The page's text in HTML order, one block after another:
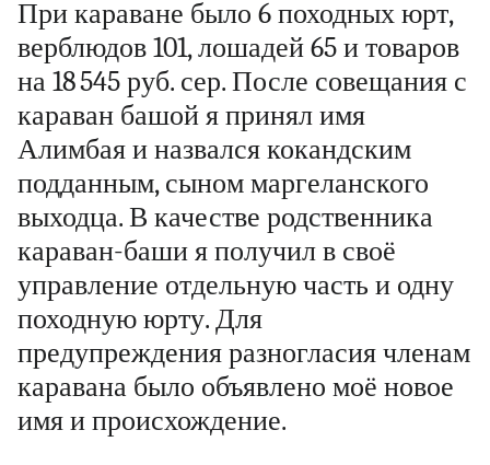
При караване было 6 походных юрт,
верблюдов 101, лошадей 65 и товаров
на 18 545 руб. сер. После совещания с
караван башой я принял имя
Алимбая и назвался кокандским
подданным, сыном маргеланского
выходца. В качестве родственника
караван-баши я получил в своё
управление отдельную часть и одну
походную юрту. Для
предупреждения разногласия членам
каравана было объявлено моё новое
имя и происхождение.